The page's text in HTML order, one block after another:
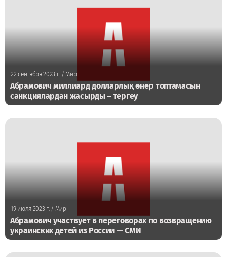
22 сентября 2023 г./ Мир
Абрамович миллиард долларлық өнер топтамасын
санкциялардан жасырды – тергеу
19 июля 2023 г. / Мир
Абрамович участвует в переговорах по возвращению
украинских детей из России — СМИ